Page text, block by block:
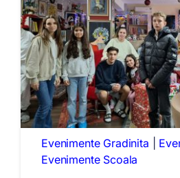
Evenimente Gradinita
Evenimente Scoala